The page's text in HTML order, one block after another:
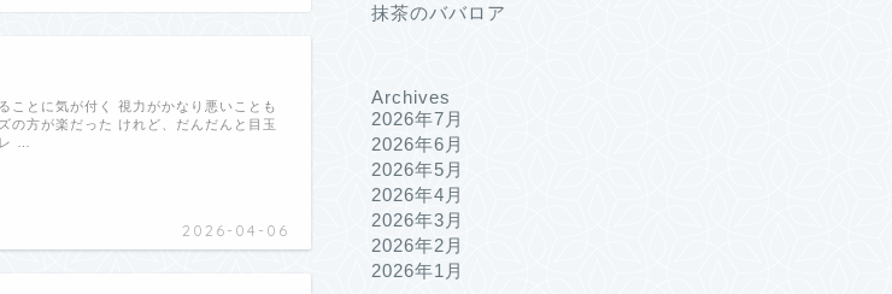
2026-04-06
ことに気が付く 視力がかなり悪いことも
の方が楽だった けれど、だんだんと目玉
…
抹茶のババロア
Archives
2026年7月
2026年6月
2026年5月
2026年4月
2026年3月
2026年2月
2026年1月